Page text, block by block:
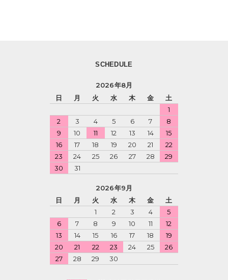
SCHEDULE
2026年8月
日
月 火 水 木 金
土
1
2
3 4 5 6 7
8
9
10 11 12 13 14
15
16
17 18 19 20 21
22
23
24 25 26 27 28
29
30
31
2026年9月
日
月 火 水 木 金
土
1
2 3 4
5
6
7 8 9 10 11
12
13
14 15 16 17 18
19
20
21 22 23 24 25
26
27
28 29 30